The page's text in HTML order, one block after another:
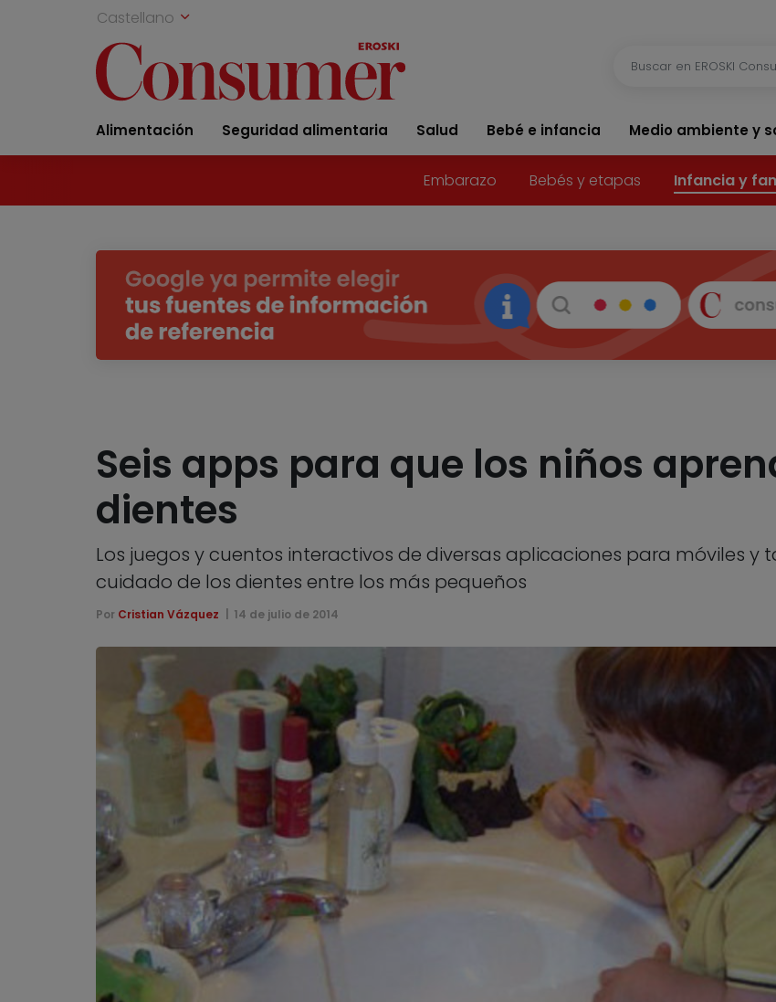
Castellano
Alimentación Seguridad alimentaria Salud Bebé e infancia Medio ambiente y
Embarazo Bebés y etapas Infancia y
Seis apps para que los niños
dientes
Los juegos y cuentos interactivos de diversas aplicaciones para móviles y
cuidado de los dientes entre los más pequeños
Por Cristian Vázquez 14 de julio de 2014